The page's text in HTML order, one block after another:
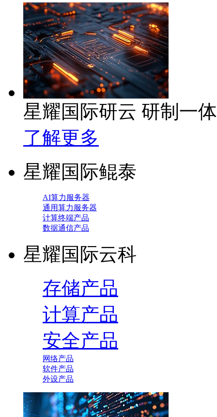
星耀国际研云 研制一
了解更多
星耀国际鲲泰
AI算力服务器
通用算力服务器
计算终端产品
数据通信产品
星耀国际云科
存储产品
计算产品
安全产品
网络产品
软件产品
外设产品